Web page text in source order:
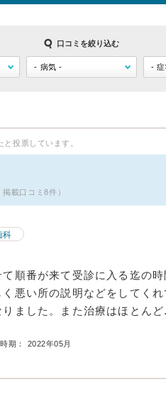
口コミを絞り込む
投票しています。
載口コミ8件）
科
順番が来て受診に入る迄の
悪い所の説明などをしてく
ました。また治療はほとん
期： 2022年05月